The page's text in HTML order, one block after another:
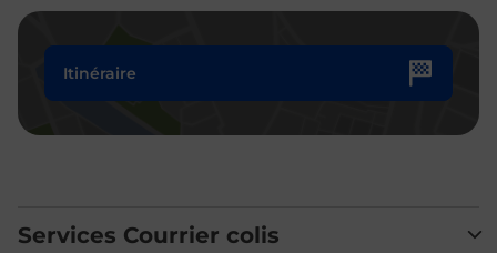
Itinéraire
Services Courrier colis